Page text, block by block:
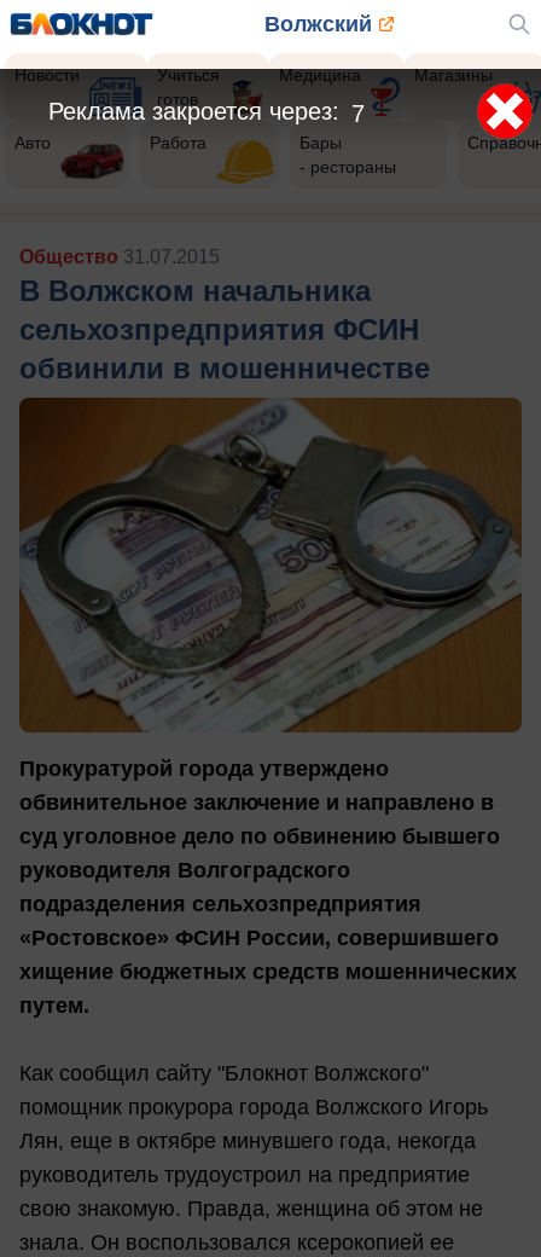
Волжский
Новости
Учиться
готов
Медицина Магазины
Авто Работа
Бары
- рестораны
Общество 31.07.2015
В Волжском начальника
сельхозпредприятия ФСИН
обвинили в мошенничестве
Прокуратурой города утверждено
обвинительное заключение и направлено в
суд уголовное дело по обвинению бывшего
руководителя Волгоградского
подразделения сельхозпредприятия
«Ростовское» ФСИН России, совершившего
хищение бюджетных средств мошеннических
путем.
Как сообщил сайту "Блокнот Волжского"
помощник прокурора города Волжского Игорь
Лян, еще в октябре минувшего года, некогда
руководитель трудоустроил на предприятие
свою знакомую. Правда, женщина об этом не
знала. Он воспользовался ксерокопией ее
5
Реклама закроется через: